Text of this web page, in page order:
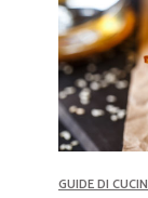
GUIDE DI